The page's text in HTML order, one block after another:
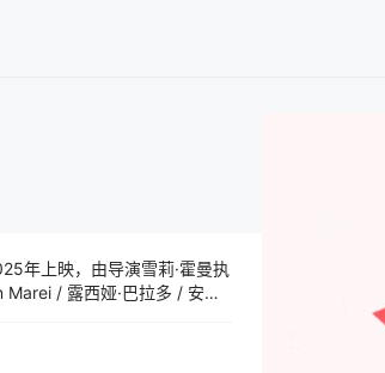
年上映，由导演雪莉·霍曼执
/ 露西娅·巴拉多 / 安东·